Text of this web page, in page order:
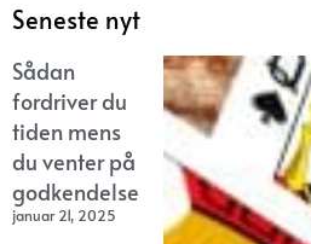
Seneste nyt
Sådan
fordriver du
tiden mens
du venter på
godkendelse
januar 21, 2025